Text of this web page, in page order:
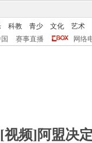
科教 青少 文化
艺术
赛事直播 网络
[视频]阿盟决